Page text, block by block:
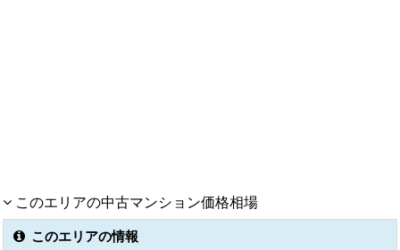
このエリアの中古マンション価格相場
このエリアの情報